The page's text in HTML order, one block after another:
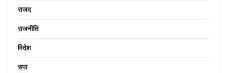
राजद
राजनीति
विदेश
सपा